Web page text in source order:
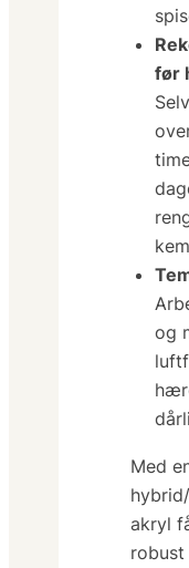
før
og
Med
akryl
robust